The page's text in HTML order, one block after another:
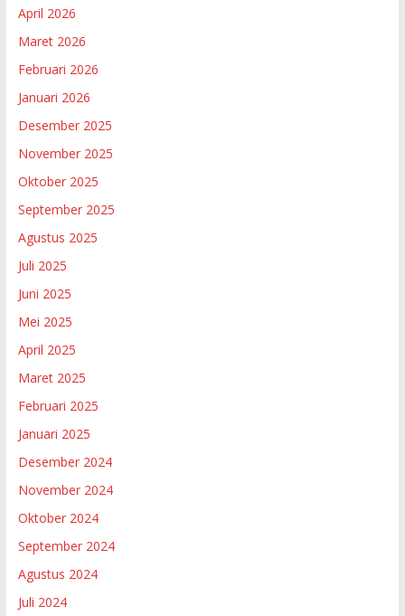
April 2026
Maret 2026
Februari 2026
Januari 2026
Desember 2025
November 2025
Oktober 2025
September 2025
Agustus 2025
Juli 2025
Juni 2025
Mei 2025
April 2025
Maret 2025
Februari 2025
Januari 2025
Desember 2024
November 2024
Oktober 2024
September 2024
Agustus 2024
Juli 2024